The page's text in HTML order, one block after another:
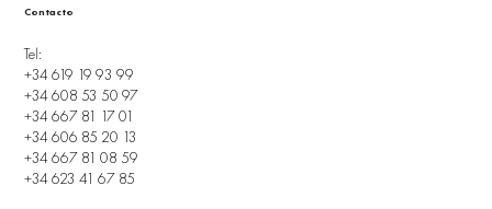
Tel:
+34 619 19 93 99
+34 608 53 50 97
+34 667 81 17 01
+34 606 85 20 13
+34 667 81 08 59
+34 623 41 67 85
Contacto